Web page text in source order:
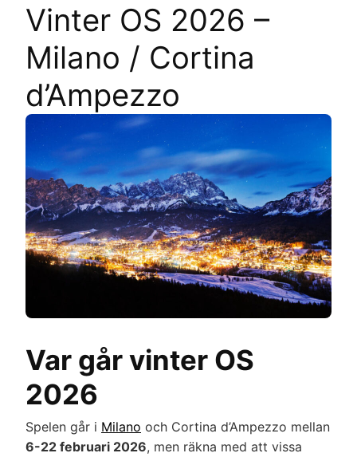
Vinter OS 2026 –
Milano / Cortina
d’Ampezzo
Var går vinter OS
2026
Spelen går i Milano och Cortina d’Ampezzo mellan
6-22 februari 2026, men räkna med att vissa